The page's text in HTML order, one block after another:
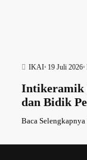
IKAI 19 Juli 2026
Intikeramik
dan Bidik
Baca Selengkapnya